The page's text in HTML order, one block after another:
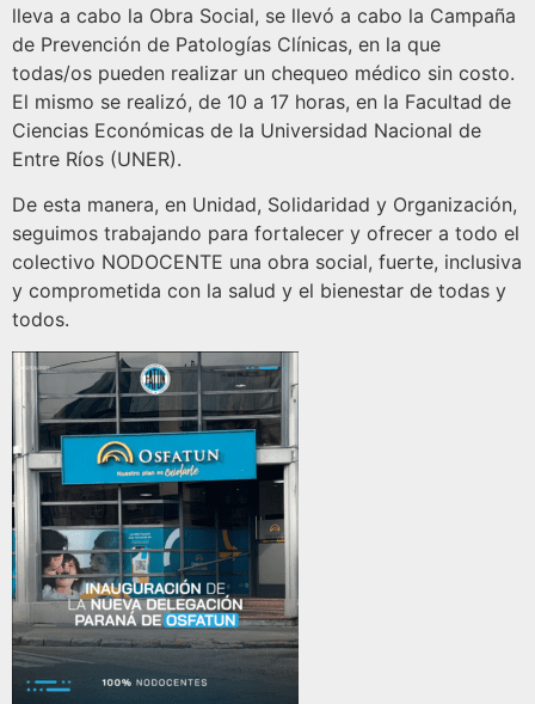
lleva a cabo la Obra Social, se llevó a cabo la Campaña
de Prevención de Patologías Clínicas, en la que
todas/os pueden realizar un chequeo médico sin costo.
El mismo se realizó, de 10 a 17 horas, en la Facultad de
Ciencias Económicas de la Universidad Nacional de
Entre Ríos (UNER).
De esta manera, en Unidad, Solidaridad y Organización,
seguimos trabajando para fortalecer y ofrecer a todo el
colectivo NODOCENTE una obra social, fuerte, inclusiva
y comprometida con la salud y el bienestar de todas y
todos.